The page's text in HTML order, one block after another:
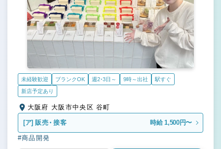
未経験歓迎 ブランクOK 週2・3日～ 9時～出社
駅すぐ
新店予定あり
大阪府 大阪市中央区 谷町
[ア] 販売・接客 時給 1,500円〜
#商品開発